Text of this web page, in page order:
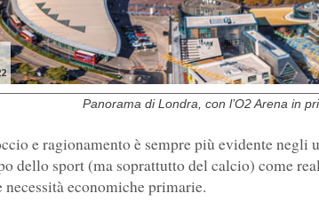
Panorama di Londra, con l’O2 Arena in
e ragionamento è sempre più evidente
dello sport (ma soprattutto del calcio) come
necessità economiche primarie.